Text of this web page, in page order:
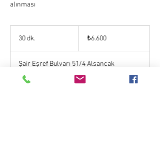
alınması
30 dk.
k
Türk
lirası₺6.600
Şair Eşref Bulvarı 51/4 Alsancak